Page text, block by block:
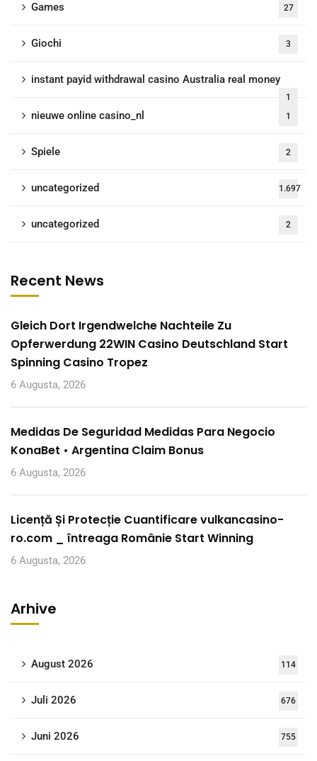
Games 27
Giochi 3
instant payid withdrawal casino Australia real money
1
nieuwe online casino_nl 1
Spiele 2
uncategorized 1.697
uncategorized 2
Recent News
Gleich Dort Irgendwelche Nachteile Zu
Opferwerdung 22WIN Casino Deutschland Start
Spinning Casino Tropez
6 Augusta, 2026
Medidas De Seguridad Medidas Para Negocio
KonaBet • Argentina Claim Bonus
6 Augusta, 2026
Licență Și Protecție Cuantificare vulkancasino-
ro.com _ întreaga Românie Start Winning
6 Augusta, 2026
Arhive
August 2026 114
Juli 2026 676
Juni 2026 755